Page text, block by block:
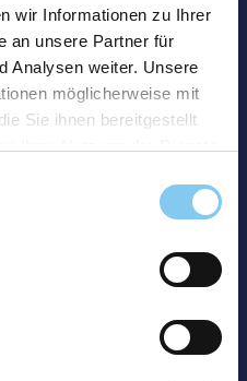
wir Informationen zu Ihrer
an unsere Partner für
Analysen weiter. Unsere
möglicherweise mit
Sie ihnen bereitgestellt